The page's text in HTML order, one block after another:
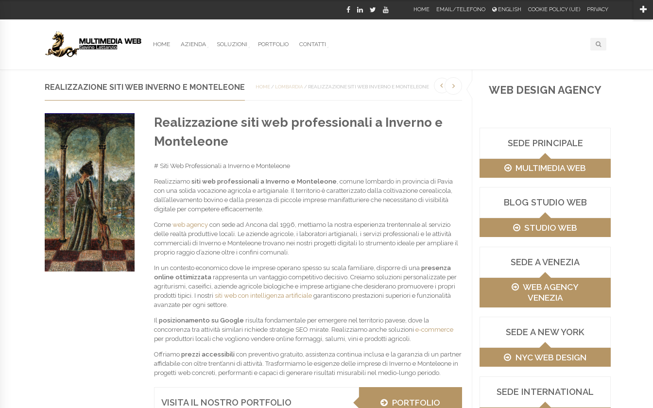
HOME EMAIL/TELEFONO ENGLISH COOKIE POLICY (UE) PRIVACY
HOME AZIENDA SOLUZIONI PORTFOLIO CONTATTI
WEB DESIGN AGENCY
SEDE PRINCIPALE
MULTIMEDIA WEB
BLOG STUDIO WEB
STUDIO WEB
SEDE A VENEZIA
WEB AGENCY
VENEZIA
SEDE A NEW YORK
NYC WEB DESIGN
SEDE INTERNATIONAL
HOME / LOMBARDIA / REALIZZAZIONE SITI WEB INVERNO E MONTELEONE
REALIZZAZIONE SITI WEB INVERNO E MONTELEONE
Realizzazione siti web professionali a Inverno e
Monteleone
# Siti Web Professionali a Inverno e Monteleone
Realizziamo siti web professionali a Inverno e Monteleone, comune lombardo in provincia di Pavia
con una solida vocazione agricola e artigianale. Il territorio è caratterizzato dalla coltivazione cerealicola,
dall’allevamento bovino e dalla presenza di piccole imprese manifatturiere che necessitano di visibilità
digitale per competere efficacemente.
Come web agencycon sede ad Ancona dal 1996, mettiamo la nostra esperienza trentennale al servizio
delle realtà produttive locali. Le aziende agricole, i laboratori artigianali, i servizi professionali e le attività
commerciali di Inverno e Monteleone trovano nei nostri progetti digitali lo strumento ideale per ampliare il
proprio raggio d’azione oltre i confini comunali.
In un contesto economico dove le imprese operano spesso su scala familiare, disporre di una presenza
online ottimizzatarappresenta un vantaggio competitivo decisivo. Creiamo soluzioni personalizzate per
agriturismi, caseifici, aziende agricole biologiche e imprese artigiane che desiderano promuovere i propri
prodotti tipici. I nostri siti web con intelligenza artificialegarantiscono prestazioni superiori e funzionalità
avanzate per ogni settore.
Il posizionamento su Google risulta fondamentale per emergere nel territorio pavese, dove la
concorrenza tra attività similari richiede strategie SEO mirate. Realizziamo anche soluzioni e-commerce
per produttori locali che vogliono vendere online formaggi, salumi, vini e prodotti agricoli.
Offriamo prezzi accessibili con preventivo gratuito, assistenza continua inclusa e la garanzia di un partner
affidabile con oltre trent’anni di attività. Trasformiamo le esigenze delle imprese di Inverno e Monteleone in
progetti web concreti, performanti e capaci di generare risultati misurabili nel medio-lungo periodo.
VISITA IL NOSTRO PORTFOLIO PORTFOLIO